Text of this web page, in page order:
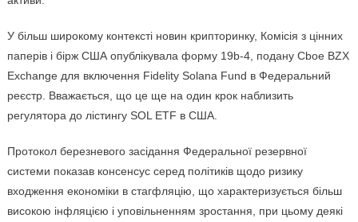
У більш широкому контексті новин крипторинку, Комісія з цінних
паперів і бірж США опублікувала форму 19b-4, подану Cboe BZX
Exchange для включення Fidelity Solana Fund в Федеральний
реєстр. Вважається, що це ще на один крок наблизить
регулятора до лістингу SOL ETF в США.
Протокол березневого засідання Федеральної резервної
системи показав консенсус серед політиків щодо ризику
входження економіки в стагфляцію, що характеризується більш
високою інфляцією і уповільненням зростання, при цьому деякі